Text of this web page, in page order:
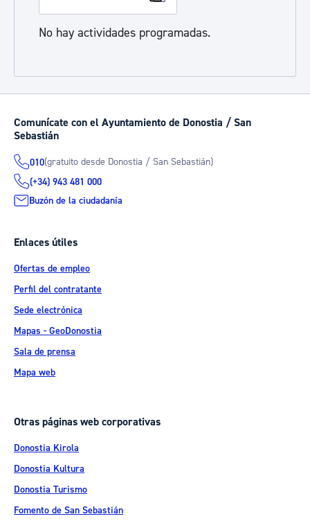
No hay actividades programadas.
Comunícate con el Ayuntamiento de Donostia / San
Sebastián
010(gratuito desde Donostia / San Sebastián)
(+34) 943 481 000
Buzón de la ciudadanía
Enlaces útiles
Ofertas de empleo
Perfil del contratante
Sede electrónica
Mapas - GeoDonostia
Sala de prensa
Mapa web
Otras páginas web corporativas
Donostia Kirola
Donostia Kultura
Donostia Turismo
Fomento de San Sebastián